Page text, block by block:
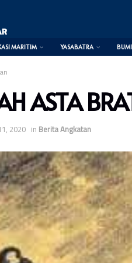
MARITIM YASABATRA
ASTA
2020 in Berita Angkatan